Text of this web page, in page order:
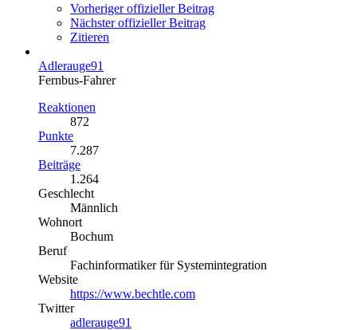
Vorheriger offizieller Beitrag
Nächster offizieller Beitrag
Zitieren
Adlerauge91
Fernbus-Fahrer
Reaktionen
872
Punkte
7.287
Beiträge
1.264
Geschlecht
Männlich
Wohnort
Bochum
Beruf
Fachinformatiker für Systemintegration
Website
https://www.bechtle.com
Twitter
adlerauge91